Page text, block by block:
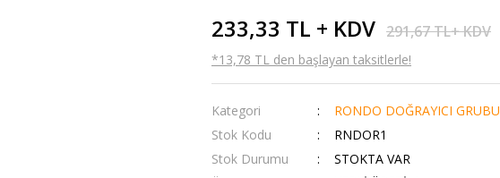
233,33 TL + KDV 291,67 TL+ KDV
*13,78 TL den başlayan taksitlerle!
Kategori RONDO DOĞRAYICI
Stok Kodu
RNDOR1
Stok Durumu
STOKTA VAR